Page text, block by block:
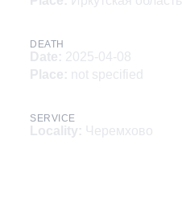
DEATH
Date: 2025-04-08
Place: not specified
SERVICE
Locality: Черемхово